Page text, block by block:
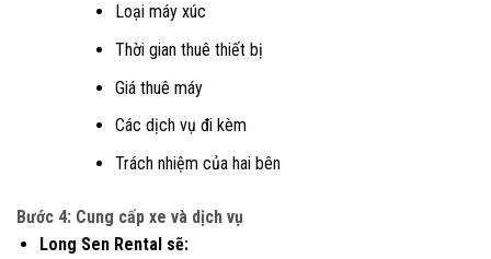
Loại máy xúc
Thời gian thuê thiết bị
Giá thuê máy
Các dịch vụ đi kèm
Trách nhiệm của hai bên
Bước 4: Cung cấp xe và dịch vụ
Long Sen Rental sẽ: